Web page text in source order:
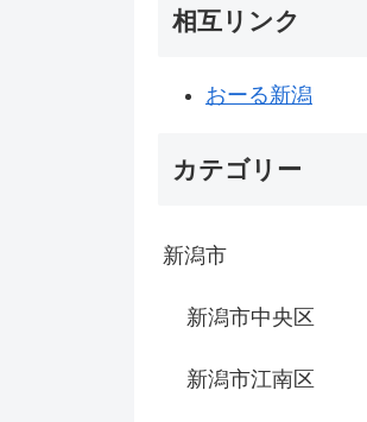
相互リンク
おーる新潟
カテゴリー
新潟市
新潟市中央区
新潟市江南区